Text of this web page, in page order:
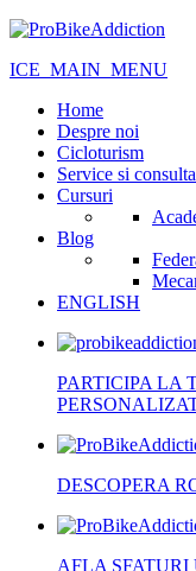
ICE_MAIN_MENU
Home
Despre noi
Cicloturism
Service si
Cursuri
Blog
ENGLISH
PARTICIPA LA
DESCOPERA
AFLA SFATURI